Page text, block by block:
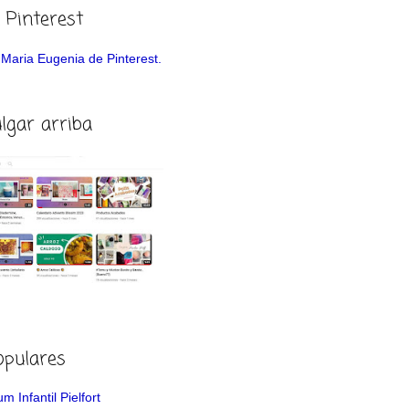
Pinterest
Eugenia de Pinterest.
arriba
Infantil Pielfort